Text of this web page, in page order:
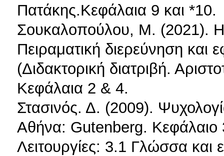
Πατάκης.Κεφάλαια 9 και *10.
Σουκαλοπούλου, Μ. (2021).
Πειραματική διερεύνηση και
(Διδακτορική διατριβή.
Κεφάλαια 2 & 4.
Στασινός. Δ. (2009).
Αθήνα: Gutenberg. Κεφάλαιο
Λειτουργίες: 3.1 Γλώσσα